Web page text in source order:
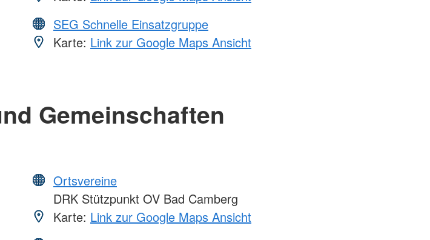
SEG Schnelle Einsatzgruppe
Karte: Link zur Google Maps Ansicht
Gemeinschaften
Ortsvereine
DRK Stützpunkt OV Bad Camberg
Karte: Link zur Google Maps Ansicht